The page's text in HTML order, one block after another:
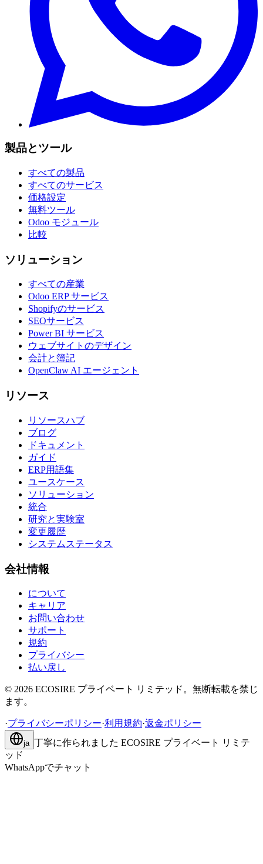
製品とツール
すべての製品
すべてのサービス
価格設定
無料ツール
Odoo モジュール
比較
ソリューション
すべての産業
Odoo ERP サービス
Shopifyのサービス
SEOサービス
Power BI サービス
ウェブサイトのデザイン
会計と簿記
OpenClaw AI エージェント
リソース
リソースハブ
ブログ
ドキュメント
ガイド
ERP用語集
ユースケース
ソリューション
統合
研究と実験室
変更履歴
システムステータス
会社情報
について
キャリア
お問い合わせ
サポート
規約
プライバシー
払い戻し
© 2026 ECOSIRE プライベート リミテッド。無断転載を禁じ
ます。
·プライバシーポリシー·利用規約·返金ポリシー
ja 丁寧に作られました ECOSIRE プライベート リミテ
ッド
WhatsAppでチャット